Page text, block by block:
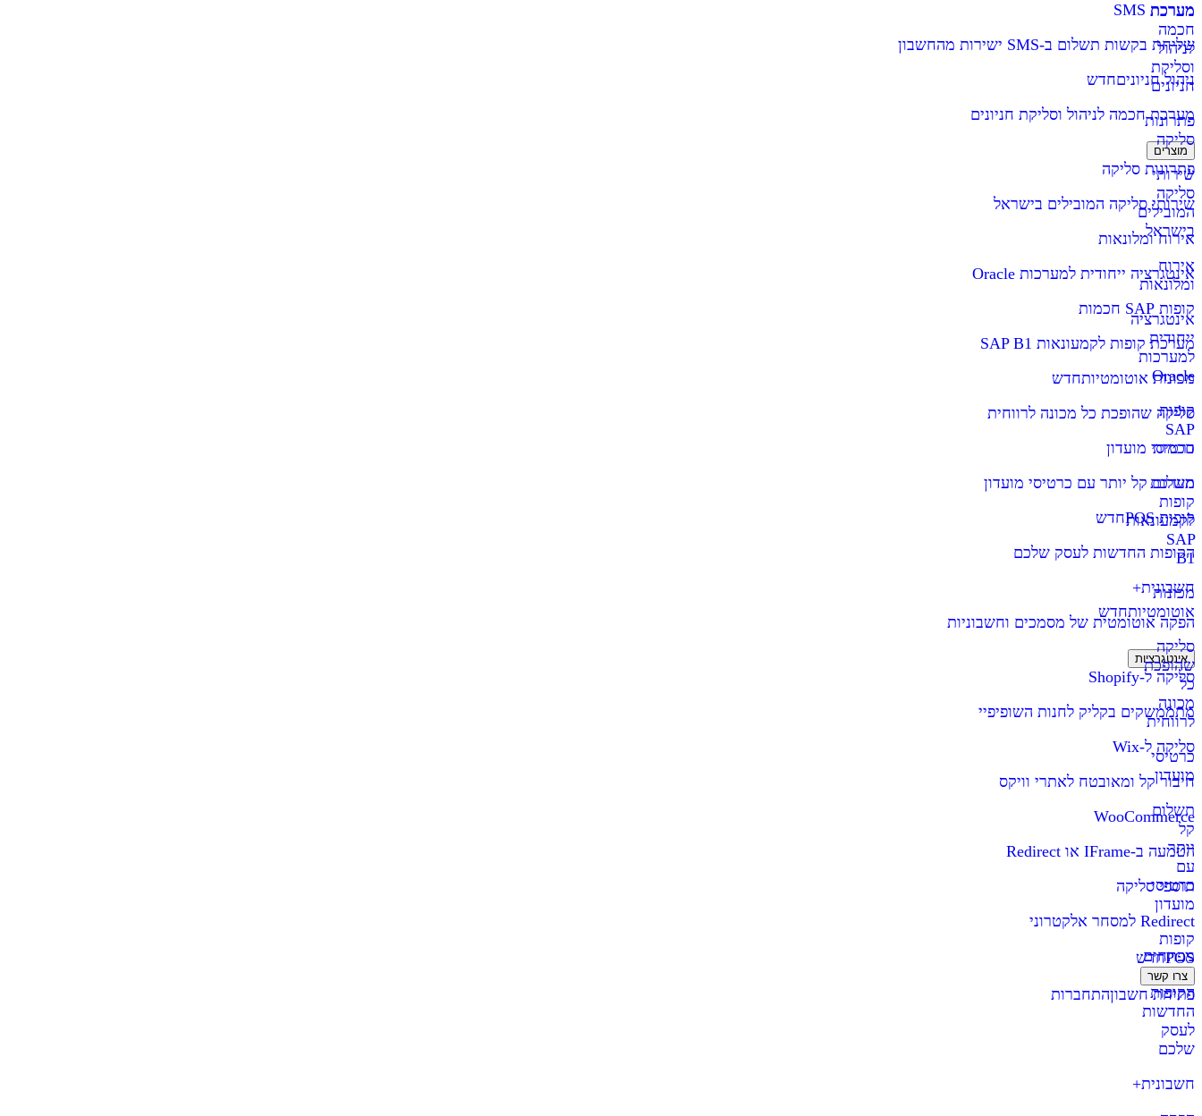
מערכת
חכמה
לניהול
וסליקת
חניונים
פתרונות
סליקה
שירותי
סליקה
המובילים
בישראל
אירוח
ומלונאות
אינטגרציה
ייחודית
למערכות
Oracle
קופות
SAP
חכמות
מערכת
קופות
לקמעונאות
SAP
B1
מכונות
אוטומטיותחדש
סליקה
שהופכת
כל
מכונה
לרווחית
כרטיסי
מועדון
תשלום
קל
יותר
עם
כרטיסי
מועדון
קופות
POSחדש
הקופות
החדשות
לעסק
שלכם
חשבונית+
מערכת SMS
שליחת בקשות תשלום ב-SMS ישירות מהחשבון
ניהול חניוניםחדש
מערכת חכמה לניהול וסליקת חניונים
מוצרים
פתרונות סליקה
שירותי סליקה המובילים בישראל
אירוח ומלונאות
אינטגרציה ייחודית למערכות Oracle
קופות SAP חכמות
מערכת קופות לקמעונאות SAP B1
מכונות אוטומטיותחדש
סליקה שהופכת כל מכונה לרווחית
כרטיסי מועדון
תשלום קל יותר עם כרטיסי מועדון
קופות POS
חדש
הקופות החדשות לעסק שלכם
חשבונית+
הפקה אוטומטית של מסמכים וחשבוניות
אינטגרציות
סליקה ל-Shopify
מתממשקים בקליק לחנות השופיפיי
סליקה ל-Wix
חיבור קל ומאובטח לאתרי וויקס
WooCommerce
הטמעה ב-IFrame או Redirect
תוספי סליקה
Redirect למסחר אלקטרוני
מפתחים
צרו קשר
פתיחת חשבוןהתחברות